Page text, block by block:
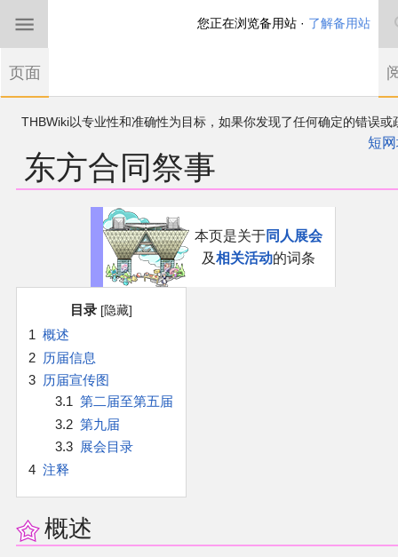
THBWiki以专业性和准确性为目标，如果你发现了任何确定的错误或
如果您是第一次来到这里，请点击右上角注册一
帐户
有任何意见、建议、求助、反馈都可以在
短
东方合同祭事
航
索
本页是关于同人展会
及相关活动的词条
目录
1 概述
2 历届信息
3 历届宣传图
3.1 第二届至第五届
3.2 第九届
3.3 展会目录
4 注释
概述
您正在浏览备用站 · 了解备用站
页面
首页
东方Project
东方同人规约
沙盒（建议使用）
加入我们
官方作品
官方游戏
官方音乐
官方书籍